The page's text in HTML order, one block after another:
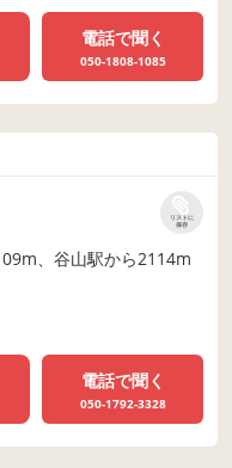
電話で聞く
050-1808-1085
リストに
保存
、谷山駅から2114m
電話で聞く
050-1792-3328